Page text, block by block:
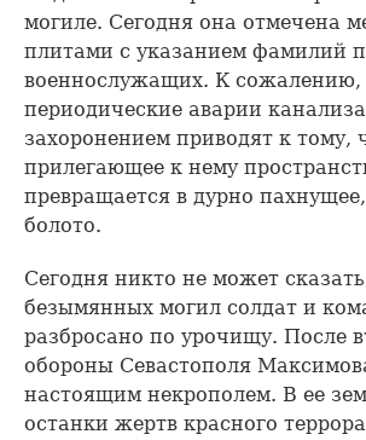
могиле. Сегодня она отмечена
плитами с указанием фамилий
военнослужащих. К сожалению,
периодические аварии
захоронением приводят к тому,
прилегающее к нему
превращается в дурно
болото.
Сегодня никто не может
безымянных могил солдат и
разбросано по урочищу. После
обороны Севастополя
настоящим некрополем. В ее
останки жертв красного